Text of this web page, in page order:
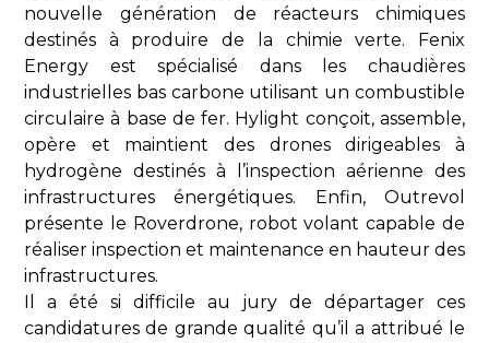
nouvelle génération de réacteurs chimiques
destinés à produire de la chimie verte. Fenix
Energy est spécialisé dans les chaudières
industrielles bas carbone utilisant un combustible
circulaire à base de fer. Hylight conçoit, assemble,
opère et maintient des drones dirigeables à
hydrogène destinés à l’inspection aérienne des
infrastructures énergétiques. Enfin, Outrevol
présente le Roverdrone, robot volant capable de
réaliser inspection et maintenance en hauteur des
infrastructures.
Il a été si difficile au jury de départager ces
candidatures de grande qualité qu’il a attribué le